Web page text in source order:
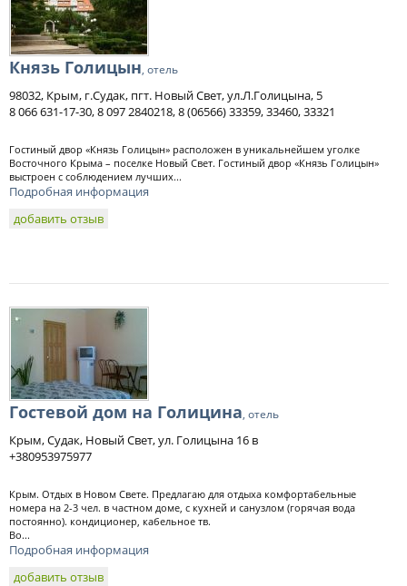
Князь Голицын, отель
98032, Крым, г.Судак, пгт. Новый Свет, ул.Л.Голицына, 5
8 066 631-17-30, 8 097 2840218, 8 (06566) 33359, 33460, 33321
Гостиный двор «Князь Голицын» расположен в уникальнейшем уголке
Восточного Крыма – поселке Новый Свет. Гостиный двор «Князь Голицын»
выстроен с соблюдением лучших...
Подробная информация
добавить отзыв
Гостевой дом на Голицина, отель
Крым, Судак, Новый Свет, ул. Голицына 16 в
+380953975977
Крым. Отдых в Новом Свете. Предлагаю для отдыха комфортабельные
номера на 2-3 чел. в частном доме, с кухней и санузлом (горячая вода
постоянно). кондиционер, кабельное тв.
Во...
Подробная информация
добавить отзыв